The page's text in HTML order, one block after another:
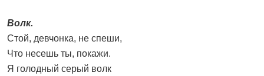
Волк.
Стой, девчонка, не спеши,
Что несешь ты, покажи.
Я голодный серый волк